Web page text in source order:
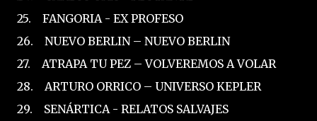
25. FANGORIA - EX PROFESO
26. NUEVO BERLIN – NUEVO BERLIN
27. ATRAPA TU PEZ – VOLVEREMOS A VOLAR
28. ARTURO ORRICO – UNIVERSO KEPLER
29. SENÁRTICA - RELATOS SALVAJES